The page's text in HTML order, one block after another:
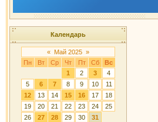
Календарь
« Май 2025 »
Пн
Вт Ср Чт Пт Сб
Вс
1
2 3
4
5
6 7 8 9 10
11
12
13 14 15 16 17
18
19
20 21 22 23 24
25
26
27 28 29 30 31